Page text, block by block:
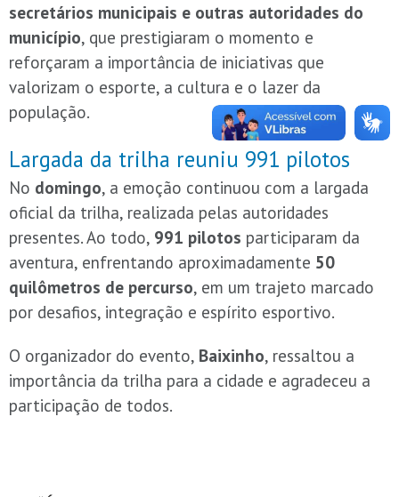
secretários municipais e outras autoridades do
município, que prestigiaram o momento e
reforçaram a importância de iniciativas que
valorizam o esporte, a cultura e o lazer da
população.
Largada da trilha reuniu 991 pilotos
No domingo, a emoção continuou com a largada
oficial da trilha, realizada pelas autoridades
presentes. Ao todo, 991 pilotos participaram da
aventura, enfrentando aproximadamente 50
quilômetros de percurso, em um trajeto marcado
por desafios, integração e espírito esportivo.
O organizador do evento, Baixinho, ressaltou a
importância da trilha para a cidade e agradeceu a
participação de todos.